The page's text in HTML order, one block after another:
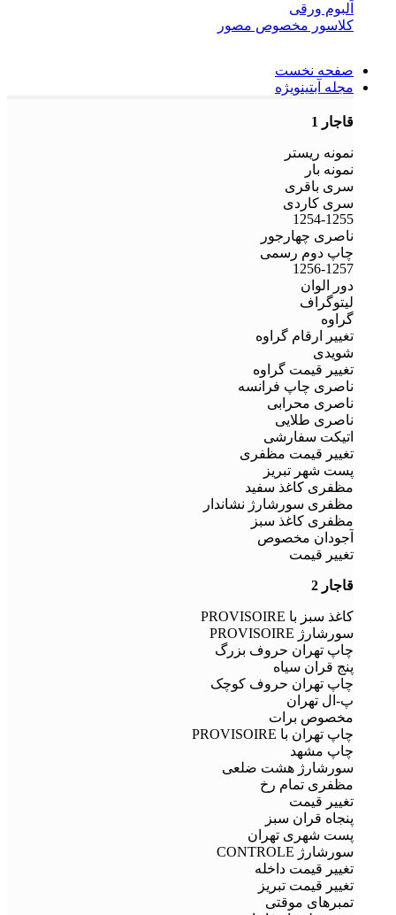
آلبوم ورقی
کلاسور مخصوص مصور
صفحه نخست
مجله آبتینویژه
قاجار 1
نمونه ریستر
نمونه بار
سری باقری
سری کاردی
1254-1255
ناصری چهارجور
چاپ دوم رسمی
1256-1257
دور الوان
لیتوگراف
گراوه
تغییر ارقام گراوه
شویدی
تغییر قیمت گراوه
ناصری چاپ فرانسه
ناصری محرابی
ناصری طلایی
اتیکت سفارشی
تغییر قیمت مظفری
پست شهر تبریز
مظفری کاغذ سفید
مظفری سورشارژ نشاندار
مظفری کاغذ سبز
آجودان مخصوص
تغییر قیمت
قاجار 2
کاغذ سبز با PROVISOIRE
سورشارژ PROVISOIRE
چاپ تهران حروف بزرگ
پنج قران سیاه
چاپ تهران حروف کوچک
پ-ال تهران
مخصوص برات
چاپ تهران با PROVISOIRE
چاپ مشهد
سورشارژ هشت ضلعی
مظفری تمام رخ
تغییر قیمت
پنجاه قران سبز
پست شهری تهران
سورشارژ CONTROLE
تغییر قیمت داخله
تغییر قیمت تبریز
تمبرهای موقتی